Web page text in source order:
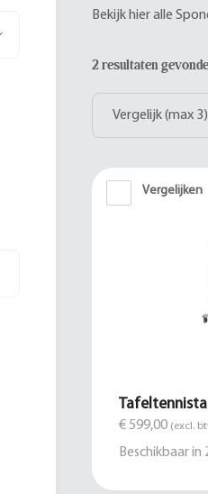
Bekijk hier alle
2 resultaten
Vergelijk (max 3)
Vergelijken
€ 599,00 (excl.
Beschikbaar in